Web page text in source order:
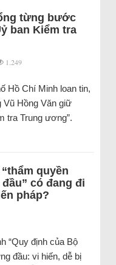
từng bước
ban Kiểm tra
1.249
Hồ Chí Minh loan tin,
Vũ Hồng Văn giữ
tra Trung ương”.
quyền
có đang đi
pháp?
“Quy định của Bộ
đầu: vi hiến, dễ bị